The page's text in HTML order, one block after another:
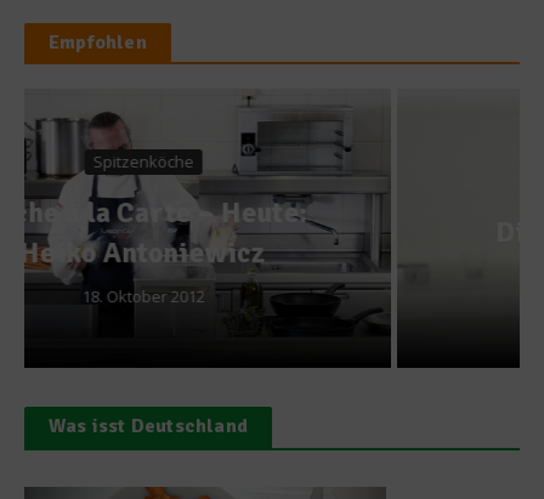
Empfohlen
News
Die Zahl der Woche: 54
4. Februar 2015
Was isst Deutschland